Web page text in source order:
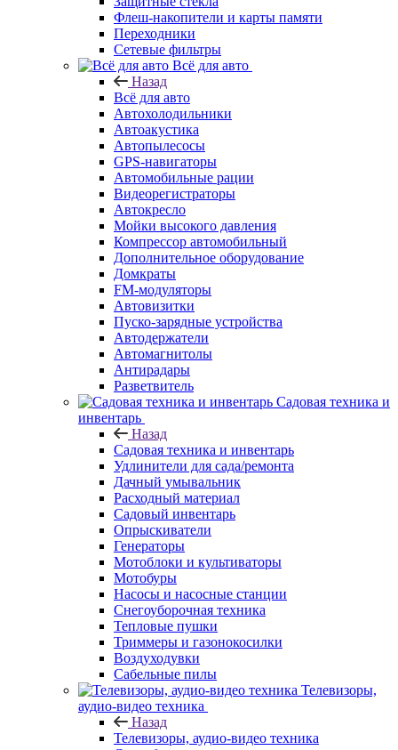
Флеш-накопители и карты памяти
Переходники
Сетевые фильтры
Всё для авто
Назад
Всё для авто
Автохолодильники
Автоакустика
Автопылесосы
GPS-навигаторы
Автомобильные рации
Видеорегистраторы
Автокресло
Мойки высокого давления
Компрессор автомобильный
Дополнительное оборудование
Домкраты
FM-модуляторы
Автовизитки
Пуско-зарядные устройства
Автодержатели
Автомагнитолы
Антирадары
Разветвитель
Садовая техника и
инвентарь
Назад
Садовая техника и инвентарь
Удлинители для сада/ремонта
Дачный умывальник
Расходный материал
Садовый инвентарь
Опрыскиватели
Генераторы
Мотоблоки и культиваторы
Мотобуры
Насосы и насосные станции
Снегоуборочная техника
Тепловые пушки
Триммеры и газонокосилки
Воздуходувки
Сабельные пилы
Телевизоры,
аудио-видео техника
Назад
Телевизоры, аудио-видео техника